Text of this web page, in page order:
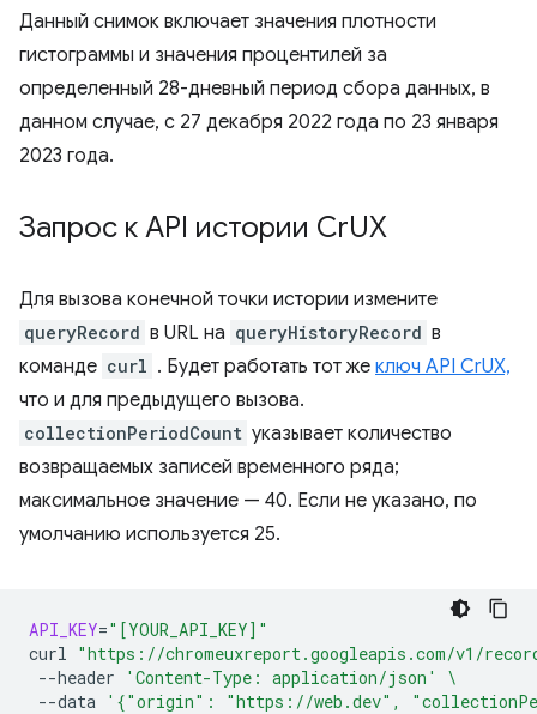
Данный снимок включает значения плотности
гистограммы и значения процентилей за
определенный 28-дневный период сбора данных, в
данном случае, с 27 декабря 2022 года по 23 января
2023 года.
Запрос к API истории CrUX
Для вызова конечной точки истории измените
queryRecord в URL на queryHistoryRecord в
команде curl . Будет работать тот же ключ API CrUX,
что и для предыдущего вызова.
collectionPeriodCount указывает количество
возвращаемых записей временного ряда;
максимальное значение — 40. Если не указано, по
умолчанию используется 25.
API_KEY="[YOUR_API_KEY]"
curl "https://chromeuxreport.googleapis.com/v1/
--header
'Content-Type: application/json'
\
--data '{"origin": "https://web.dev",